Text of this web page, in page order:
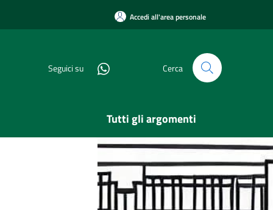
Accedi all'area personale
Seguici su Cerca
Tutti gli argomenti